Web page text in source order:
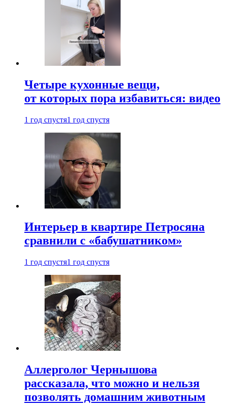
Четыре кухонные вещи,
от которых пора избавиться: видео
1 год спустя1 год спустя
Интерьер в квартире Петросяна
сравнили с «бабушатником»
1 год спустя1 год спустя
Аллерголог Чернышова
рассказала, что можно и нельзя
позволять домашним животным